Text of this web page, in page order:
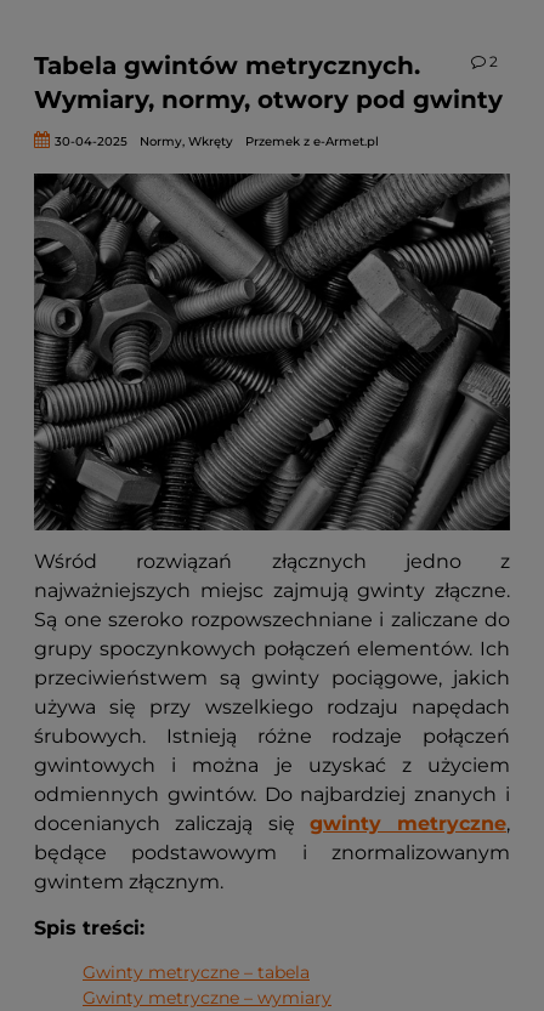
Tabela gwintów metrycznych.
Wymiary, normy, otwory pod gwinty
2
30-04-2025 Normy,Wkręty Przemek z e-Armet.pl
Wśród rozwiązań złącznych jedno z
najważniejszych miejsc zajmują gwinty złączne.
Są one szeroko rozpowszechniane i zaliczane do
grupy spoczynkowych połączeń elementów. Ich
przeciwieństwem są gwinty pociągowe, jakich
używa się przy wszelkiego rodzaju napędach
śrubowych. Istnieją różne rodzaje połączeń
gwintowych i można je uzyskać z użyciem
odmiennych gwintów. Do najbardziej znanych i
docenianych zaliczają się gwinty metryczne,
będące podstawowym i znormalizowanym
gwintem złącznym.
Spis treści:
Gwinty metryczne – tabela
Gwinty metryczne – wymiary